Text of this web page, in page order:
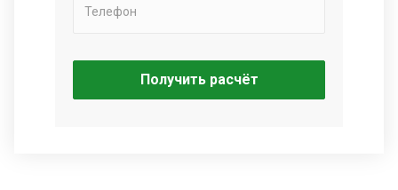
Получить расчёт